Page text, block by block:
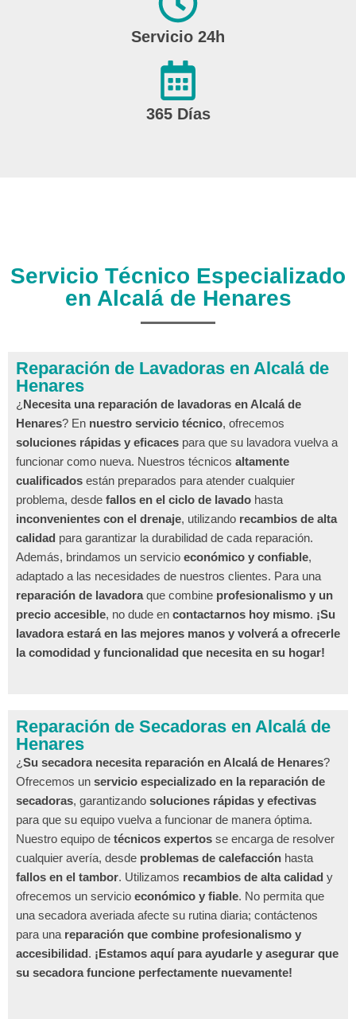
Servicio 24h
365 Días
Servicio Técnico Especializado
en Alcalá de Henares
Reparación de Lavadoras en Alcalá de
Henares
¿ Necesita una reparación de lavadoras en Alcalá de
Henares? En nuestro servicio técnico, ofrecemos
soluciones rápidas y eficaces para que su lavadora vuelva a
funcionar como nueva. Nuestros técnicos altamente
cualificados están preparados para atender cualquier
problema, desde fallos en el ciclo de lavado hasta
inconvenientes con el drenaje, utilizando recambios de alta
calidad para garantizar la durabilidad de cada reparación.
Además, brindamos un servicio económico y confiable,
adaptado a las necesidades de nuestros clientes. Para una
reparación de lavadoraque combine profesionalismo y un
precio accesible, no dude en contactarnos hoy mismo. ¡Su
lavadora estará en las mejores manos y volverá a ofrecerle
la comodidad y funcionalidad que necesita en su hogar!
Reparación de Secadoras en Alcalá de
Henares
¿Su secadora necesita reparación en Alcalá de Henares?
Ofrecemos un servicio especializado en la reparación de
secadoras, garantizando soluciones rápidas y efectivas
para que su equipo vuelva a funcionar de manera óptima.
Nuestro equipo de técnicos expertos se encarga de resolver
cualquier avería, desde problemas de calefacción hasta
fallos en el tambor. Utilizamos recambios de alta calidad y
ofrecemos un servicio económico y fiable. No permita que
una secadora averiada afecte su rutina diaria; contáctenos
para una reparación que combine profesionalismo y
accesibilidad. ¡Estamos aquí para ayudarle y asegurar que
su secadora funcione perfectamente nuevamente!